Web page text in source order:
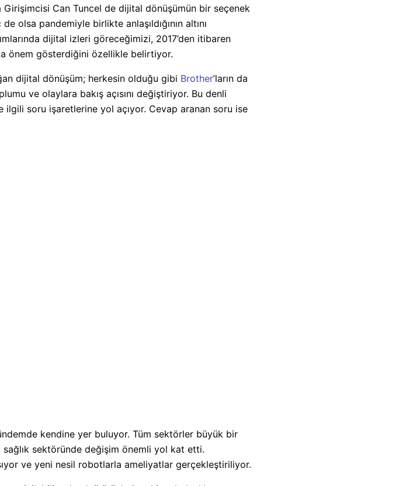
Can Tuncel de dijital dönüşümün bir seçenek
olsa pandemiyle birlikte anlaşıldığının altını
dijital izleri göreceğimizi, 2017’den itibaren
önem gösterdiğini özellikle belirtiyor.
dijital dönüşüm; herkesin olduğu gibi Brother’ların da
ve olaylara bakış açısını değiştiriyor. Bu denli
soru işaretlerine yol açıyor. Cevap aranan soru ise
kendine yer buluyor. Tüm sektörler büyük bir
sağlık sektöründe değişim önemli yol kat etti.
ve yeni nesil robotlarla ameliyatlar gerçekleştiriliyor.